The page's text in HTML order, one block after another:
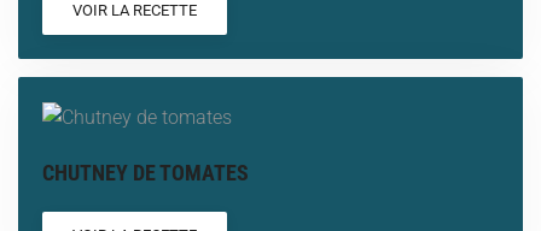
VOIR LA RECETTE
CHUTNEY DE TOMATES